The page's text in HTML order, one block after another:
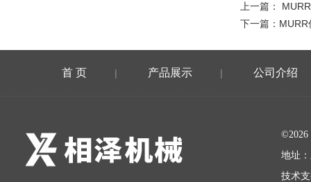
上一篇：
下一篇：
首 页 | 产品展示 | 公司介绍
地址
技术